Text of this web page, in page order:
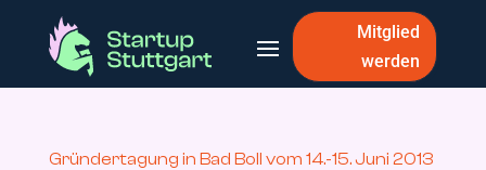
Mitglied
werden
Gründertagung in Bad Boll vom 14.-15. Juni 2013